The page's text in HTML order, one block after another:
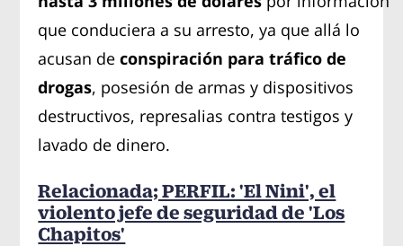
que conduciera a su arresto, ya que allá lo
acusan deconspiración para tráfico de
drogas, posesión de armas y dispositivos
destructivos, represalias contra testigos y
lavado de dinero.
Relacionada; PERFIL: 'El Nini', el
violento jefe de seguridad de 'Los
Chapitos'